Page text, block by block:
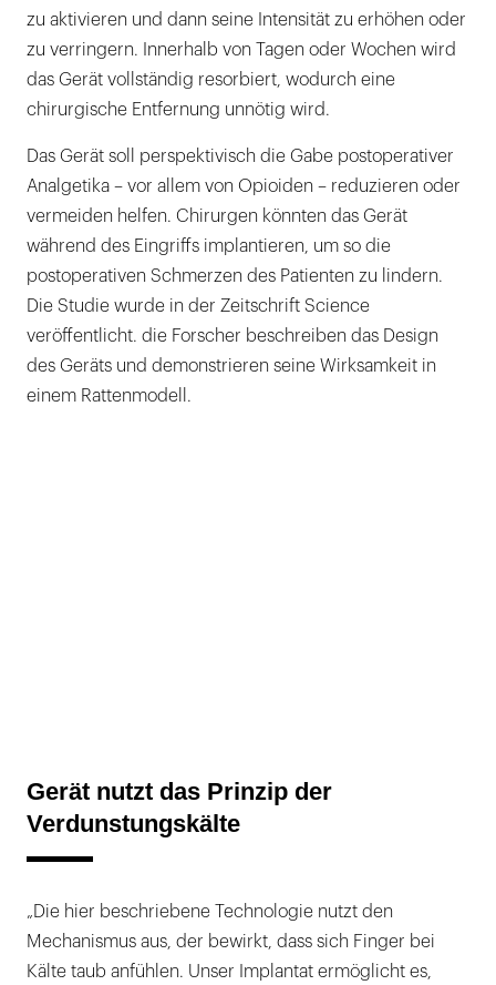
zu aktivieren und dann seine Intensität zu erhöhen oder
zu verringern. Innerhalb von Tagen oder Wochen wird
das Gerät vollständig resorbiert, wodurch eine
chirurgische Entfernung unnötig wird.
Das Gerät soll perspektivisch die Gabe postoperativer
Analgetika – vor allem von Opioiden – reduzieren oder
vermeiden helfen. Chirurgen könnten das Gerät
während des Eingriffs implantieren, um so die
postoperativen Schmerzen des Patienten zu lindern.
Die Studie wurde in der Zeitschrift Science
veröffentlicht. die Forscher beschreiben das Design
des Geräts und demonstrieren seine Wirksamkeit in
einem Rattenmodell.
Gerät nutzt das Prinzip der
Verdunstungskälte
„Die hier beschriebene Technologie nutzt den
Mechanismus aus, der bewirkt, dass sich Finger bei
Kälte taub anfühlen. Unser Implantat ermöglicht es,